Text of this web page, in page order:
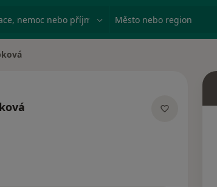
nemoc nebo příjmení Město nebo region